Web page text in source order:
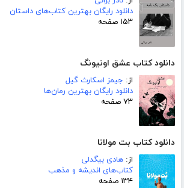
دانلود رایگان بهترین کتاب‌های داستان
۱۵۳ صفحه
دانلود کتاب عشق اونیونگ
از: جیمز اسکارث گیل
دانلود رایگان بهترین رمان‌ها
۷۳ صفحه
دانلود کتاب بت مولانا
از: هادی بیگدلی
کتاب‌های اندیشه و مذهب
۱۳۴ صفحه